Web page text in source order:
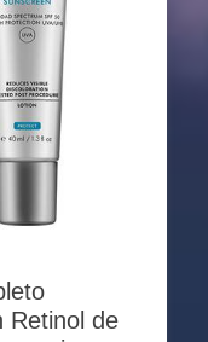
Retinol de